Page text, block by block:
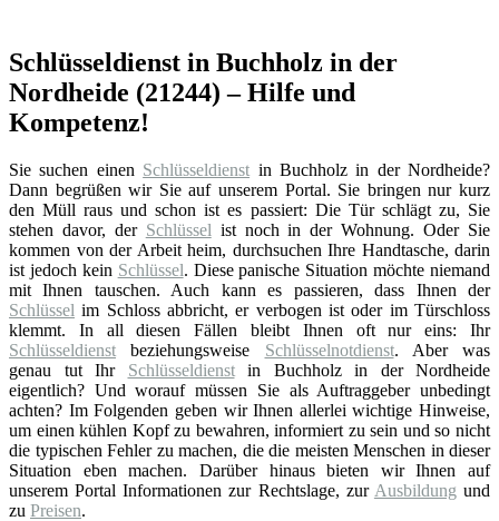
Schlüsseldienst in Buchholz in der
Nordheide (21244) – Hilfe und
Kompetenz!
Sie suchen einen Schlüsseldienst in Buchholz in der Nordheide?
Dann begrüßen wir Sie auf unserem Portal. Sie bringen nur kurz
den Müll raus und schon ist es passiert: Die Tür schlägt zu, Sie
stehen davor, der Schlüssel ist noch in der Wohnung. Oder Sie
kommen von der Arbeit heim, durchsuchen Ihre Handtasche, darin
ist jedoch kein Schlüssel. Diese panische Situation möchte niemand
mit Ihnen tauschen. Auch kann es passieren, dass Ihnen der
Schlüssel im Schloss abbricht, er verbogen ist oder im Türschloss
klemmt. In all diesen Fällen bleibt Ihnen oft nur eins: Ihr
Schlüsseldienst beziehungsweise Schlüsselnotdienst. Aber was
genau tut Ihr Schlüsseldienstin Buchholz in der Nordheide
eigentlich? Und worauf müssen Sie als Auftraggeber unbedingt
achten? Im Folgenden geben wir Ihnen allerlei wichtige Hinweise,
um einen kühlen Kopf zu bewahren, informiert zu sein und so nicht
die typischen Fehler zu machen, die die meisten Menschen in dieser
Situation eben machen. Darüber hinaus bieten wir Ihnen auf
unserem Portal Informationen zur Rechtslage, zur Ausbildung und
zu Preisen.